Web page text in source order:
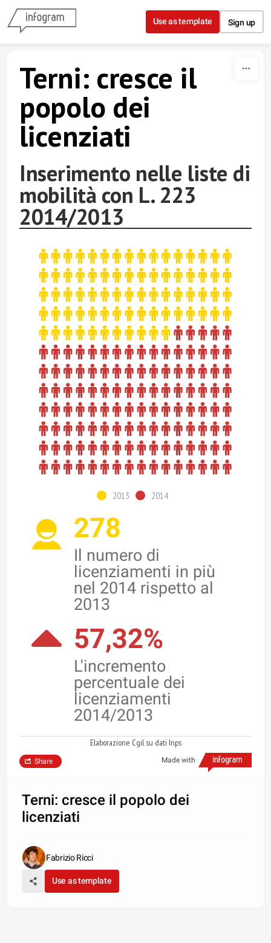
Skip to content
Use as template Sign up
Terni: cresce il
popolo dei
licenziati
Inserimento nelle liste di
mobilità con L. 223
2014/2013
2013 2014
278
Il numero di
licenziamenti in più
nel 2014 rispetto al
2013
57,32%
L'incremento
percentuale dei
licenziamenti
2014/2013
Elaborazione Cgil su dati Inps
Made with
Share
Terni: cresce il popolo dei
licenziati
Fabrizio Ricci
Use as template